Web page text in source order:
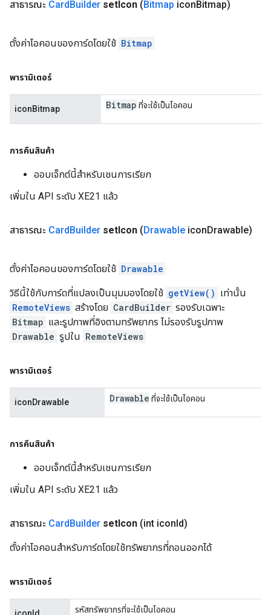
สาธารณะ CardBuilder setIcon (Bitmap iconBitmap)
ตั้งค่าไอคอนของการ์ดโดยใช้ Bitmap
พารามิเตอร์
iconBitmap Bitmap ที่จะใช้เป็นไอคอน
การคืนสินค้า
ออบเจ็กต์นี้สำหรับเชนการเรียก
เพิ่มใน API ระดับ XE21 แล้ว
สาธารณะ CardBuilder setIcon (Drawable iconDrawable)
ตั้งค่าไอคอนของการ์ดโดยใช้ Drawable
วิธีนี้ใช้กับการ์ดที่แปลงเป็นมุมมองโดยใช้ getView() เท่านั้น
RemoteViews สร้างโดย CardBuilder รองรับเฉพาะ
Bitmap และรูปภาพที่อิงตามทรัพยากร ไม่รองรับรูปภาพ
Drawable รูปใน RemoteViews
พารามิเตอร์
iconDrawable Drawable ที่จะใช้เป็นไอคอน
การคืนสินค้า
ออบเจ็กต์นี้สำหรับเชนการเรียก
เพิ่มใน API ระดับ XE21 แล้ว
สาธารณะ CardBuilder setIcon (int iconId)
ตั้งค่าไอคอนสำหรับการ์ดโดยใช้ทรัพยากรที่ถอนออกได้
พารามิเตอร์
รหัสทรัพยากรที่จะใช้เป็นไอคอน